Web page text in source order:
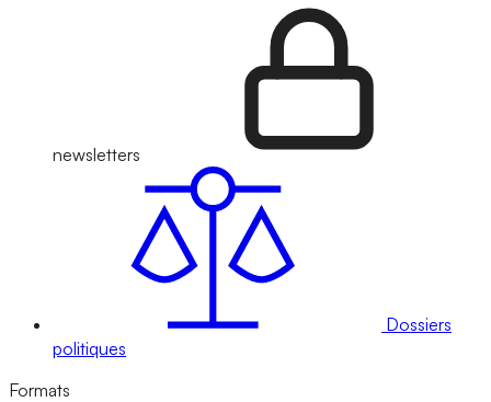
newsletters
Dossiers
politiques
Formats